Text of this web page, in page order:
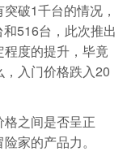
破1千台的情况，
516台，此次推出
度的提升，毕竟
入门价格跌入20
之间是否呈正
家的产品力。